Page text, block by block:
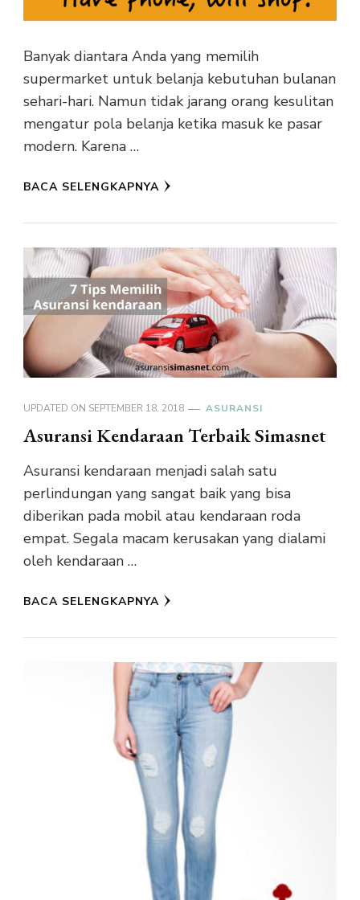
Banyak diantara Anda yang memilih
supermarket untuk belanja kebutuhan bulanan
sehari-hari. Namun tidak jarang orang kesulitan
mengatur pola belanja ketika masuk ke pasar
modern. Karena …
BACA SELENGKAPNYA
UPDATED ON SEPTEMBER 18, 2018 ASURANSI
Asuransi Kendaraan Terbaik Simasnet
Asuransi kendaraan menjadi salah satu
perlindungan yang sangat baik yang bisa
diberikan pada mobil atau kendaraan roda
empat. Segala macam kerusakan yang dialami
oleh kendaraan …
BACA SELENGKAPNYA